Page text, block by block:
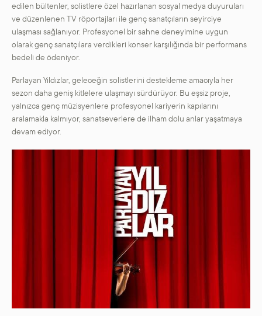
edilen bültenler, solistlere özel hazırlanan sosyal medya duyuruları
ve düzenlenen TV röportajları ile genç sanatçıların seyirciye
ulaşması sağlanıyor. Profesyonel bir sahne deneyimine uygun
olarak genç sanatçılara verdikleri konser karşılığında bir performans
bedeli de ödeniyor.
Parlayan Yıldızlar, geleceğin solistlerini destekleme amacıyla her
sezon daha geniş kitlelere ulaşmayı sürdürüyor. Bu eşsiz proje,
yalnızca genç müzisyenlere profesyonel kariyerin kapılarını
aralamakla kalmıyor, sanatseverlere de ilham dolu anlar yaşatmaya
devam ediyor.